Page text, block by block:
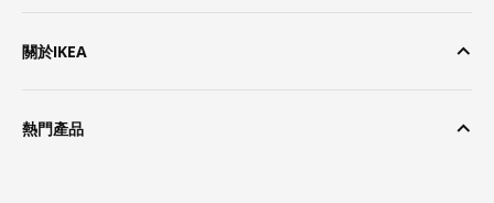
關於IKEA
熱門產品